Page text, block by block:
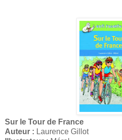
Sur le Tour de France
Auteur : Laurence Gillot